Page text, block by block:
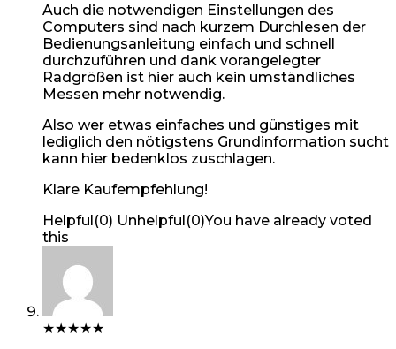
Auch die notwendigen Einstellungen des
Computers sind nach kurzem Durchlesen der
Bedienungsanleitung einfach und schnell
durchzuführen und dank vorangelegter
Radgrößen ist hier auch kein umständliches
Messen mehr notwendig.
Also wer etwas einfaches und günstiges mit
lediglich den nötigstens Grundinformation sucht
kann hier bedenklos zuschlagen.
Klare Kaufempfehlung!
Helpful(0) Unhelpful(0)You have already voted
this
★★★★★